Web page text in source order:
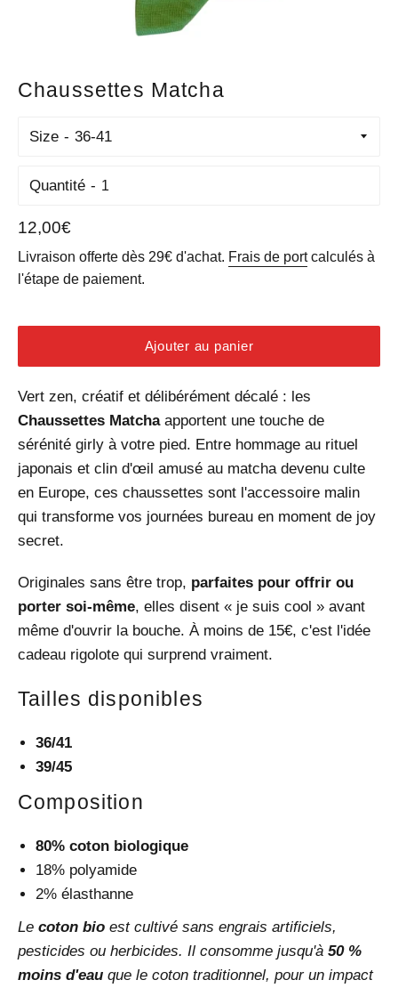
Chaussettes Matcha
Size
Quantité
Prix
régulier
12,00€
Livraison offerte dès 29€ d'achat. Frais de portcalculés à
l'étape de paiement.
Ajouter au panier
Vert zen, créatif et délibérément décalé : les
Chaussettes Matchaapportent une touche de
sérénité girly à votre pied. Entre hommage au rituel
japonais et clin d'œil amusé au matcha devenu culte
en Europe, ces chaussettes sont l'accessoire malin
qui transforme vos journées bureau en moment de joy
secret.
Originales sans être trop, parfaites pour offrir ou
porter soi-même, elles disent « je suis cool » avant
même d'ouvrir la bouche. À moins de 15€, c'est l'idée
cadeau rigolote qui surprend vraiment.
Tailles disponibles
36/41
39/45
Composition
80% coton biologique
18% polyamide
2% élasthanne
Le coton bio est cultivé sans engrais artificiels,
pesticides ou herbicides. Il consomme jusqu'à 50 %
moins d'eau que le coton traditionnel, pour un impact